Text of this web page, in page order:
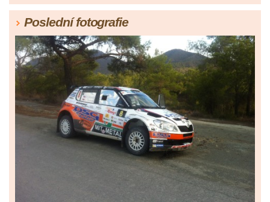
Poslední fotografie